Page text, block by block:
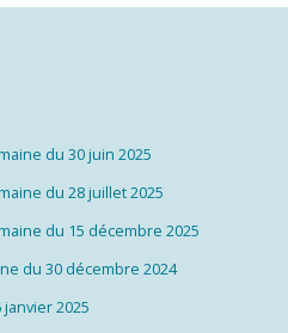
du 30 juin 2025
du 28 juillet 2025
du 15 décembre 2025
du 30 décembre 2024
2025